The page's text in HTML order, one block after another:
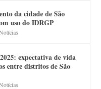
da cidade de São
uso do IDRGP
expectativa de vida
entre distritos de São